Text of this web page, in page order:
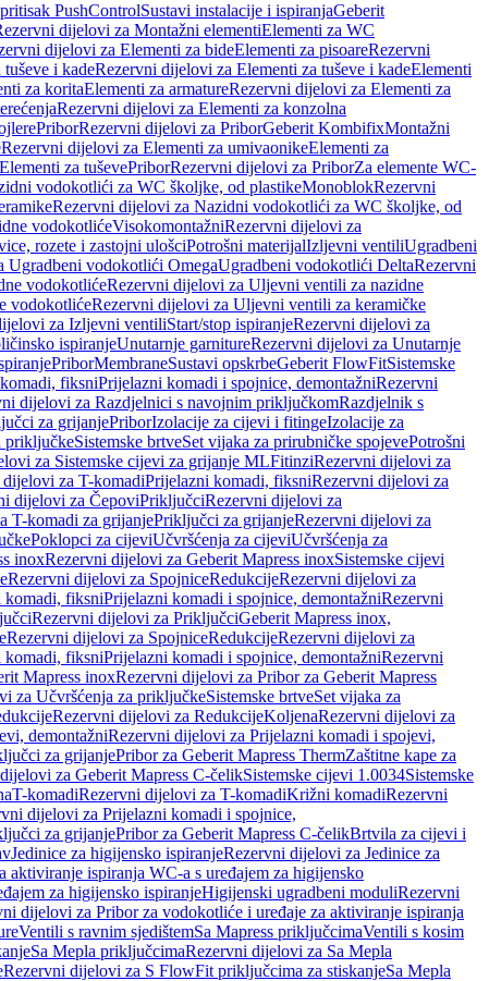
PushControlSustavi instalacije i ispiranjaGeberit
dijelovi za Montažni elementiElementi za WC
dijelovi za Elementi za bideElementi za pisoareRezervni
i kadeRezervni dijelovi za Elementi za tuševe i kadeElementi
za koritaElementi za armatureRezervni dijelovi za Elementi za
Rezervni dijelovi za Elementi za konzolna
PriborRezervni dijelovi za PriborGeberit KombifixMontažni
Rezervni dijelovi za Elementi za umivaonikeElementi za
za tuševePriborRezervni dijelovi za PriborZa elemente WC-
vodokotlići za WC školjke, od plastikeMonoblokRezervni
Rezervni dijelovi za Nazidni vodokotlići za WC školjke, od
vodokotlićeVisokomontažniRezervni dijelovi za
rozete i zastojni ulošciPotrošni materijalIzljevni ventiliUgradbeni
Ugradbeni vodokotlići OmegaUgradbeni vodokotlići DeltaRezervni
vodokotlićeRezervni dijelovi za Uljevni ventili za nazidne
vodokotlićeRezervni dijelovi za Uljevni ventili za keramičke
za Izljevni ventiliStart/stop ispiranjeRezervni dijelovi za
ispiranjeUnutarnje garnitureRezervni dijelovi za Unutarnje
PriborMembraneSustavi opskrbeGeberit FlowFitSistemske
fiksniPrijelazni komadi i spojnice, demontažniRezervni
dijelovi za Razdjelnici s navojnim priključkomRazdjelnik s
za grijanjePriborIzolacije za cijevi i fitingeIzolacije za
priključkeSistemske brtveSet vijaka za prirubničke spojevePotrošni
za Sistemske cijevi za grijanje MLFitinziRezervni dijelovi za
za T-komadiPrijelazni komadi, fiksniRezervni dijelovi za
dijelovi za ČepoviPriključciRezervni dijelovi za
T-komadi za grijanjePriključci za grijanjeRezervni dijelovi za
Poklopci za cijeviUčvršćenja za cijeviUčvršćenja za
inoxRezervni dijelovi za Geberit Mapress inoxSistemske cijevi
Rezervni dijelovi za SpojniceRedukcijeRezervni dijelovi za
komadi, fiksniPrijelazni komadi i spojnice, demontažniRezervni
Rezervni dijelovi za PriključciGeberit Mapress inox,
Rezervni dijelovi za SpojniceRedukcijeRezervni dijelovi za
komadi, fiksniPrijelazni komadi i spojnice, demontažniRezervni
Mapress inoxRezervni dijelovi za Pribor za Geberit Mapress
za Učvršćenja za priključkeSistemske brtveSet vijaka za
Rezervni dijelovi za RedukcijeKoljenaRezervni dijelovi za
demontažniRezervni dijelovi za Prijelazni komadi i spojevi,
za grijanjePribor za Geberit Mapress ThermZaštitne kape za
za Geberit Mapress C-čelikSistemske cijevi 1.0034Sistemske
T-komadiRezervni dijelovi za T-komadiKrižni komadiRezervni
dijelovi za Prijelazni komadi i spojnice,
za grijanjePribor za Geberit Mapress C-čelikBrtvila za cijevi i
Jedinice za higijensko ispiranjeRezervni dijelovi za Jedinice za
aktiviranje ispiranja WC-a s uređajem za higijensko
za higijensko ispiranjeHigijenski ugradbeni moduliRezervni
dijelovi za Pribor za vodokotliće i uređaje za aktiviranje ispiranja
Ventili s ravnim sjedištemSa Mapress priključcimaVentili s kosim
Sa Mepla priključcimaRezervni dijelovi za Sa Mepla
Rezervni dijelovi za S FlowFit priključcima za stiskanjeSa Mepla